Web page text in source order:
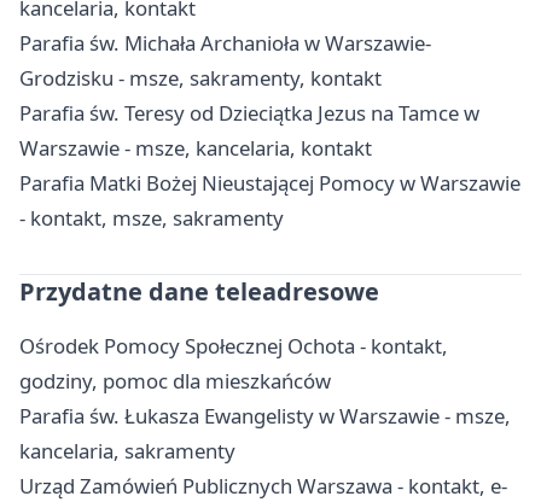
kancelaria, kontakt
Parafia św. Michała Archanioła w Warszawie-
Grodzisku - msze, sakramenty, kontakt
Parafia św. Teresy od Dzieciątka Jezus na Tamce w
Warszawie - msze, kancelaria, kontakt
Parafia Matki Bożej Nieustającej Pomocy w Warszawie
- kontakt, msze, sakramenty
Przydatne dane teleadresowe
Ośrodek Pomocy Społecznej Ochota - kontakt,
godziny, pomoc dla mieszkańców
Parafia św. Łukasza Ewangelisty w Warszawie - msze,
kancelaria, sakramenty
Urząd Zamówień Publicznych Warszawa - kontakt, e-